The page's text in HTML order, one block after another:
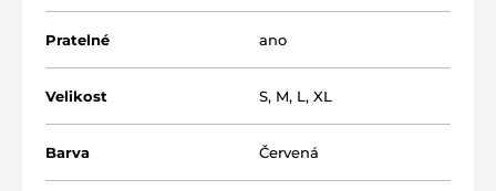
tlačit nebo překážet jeho odpočinku. Díky pěně s
pamětí si snadno najde polohu pro nerušený
pelíškem Reedog si váš chlupáček odpočine v klidu a
pohodlně. Díkyrůzným velikostem pelíškuobjeví váš
pejsek to pravé útočiště pro sebe na míru.
Pratelné ano
Velikost S, M, L, XL
Barva Červená